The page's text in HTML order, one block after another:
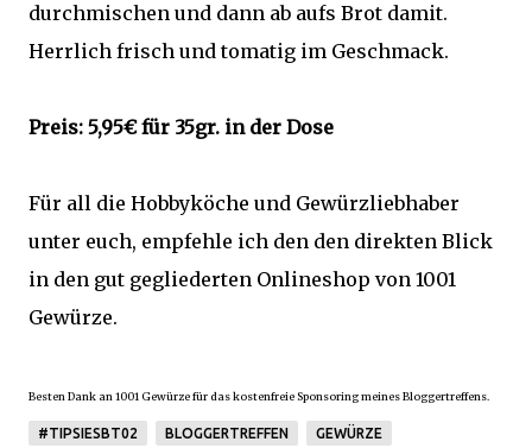
durchmischen und dann ab aufs Brot damit.
Herrlich frisch und tomatig im Geschmack.
Preis: 5,95€ für 35gr. in der Dose
Für all die Hobbyköche und Gewürzliebhaber
unter euch, empfehle ich den den direkten Blick
in den gut gegliederten Onlineshop von 1001
Gewürze.
Besten Dank an 1001 Gewürze für das kostenfreie Sponsoring meines Bloggertreffens.
#TIPSIESBT02 BLOGGERTREFFEN GEWÜRZE